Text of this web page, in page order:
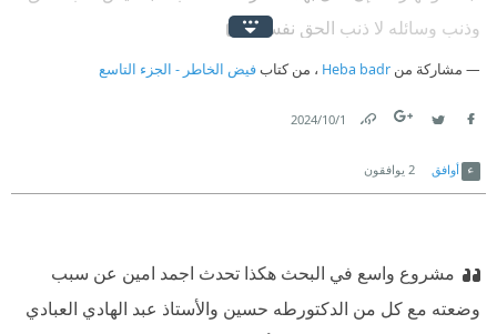
وذنب وسائله لا ذنب الحق نفسه.
مشاركة من Heba badr ، من كتابفيض الخاطر - الجزء التاسع
1‏/10‏/2024
أوافق 2 يوافقون
مشروع واسع في البحث هكذا تحدث اجمد امين عن سبب
وضعته مع كل من الدكتورطه حسين والأستاذ عبد الهادي العبادي